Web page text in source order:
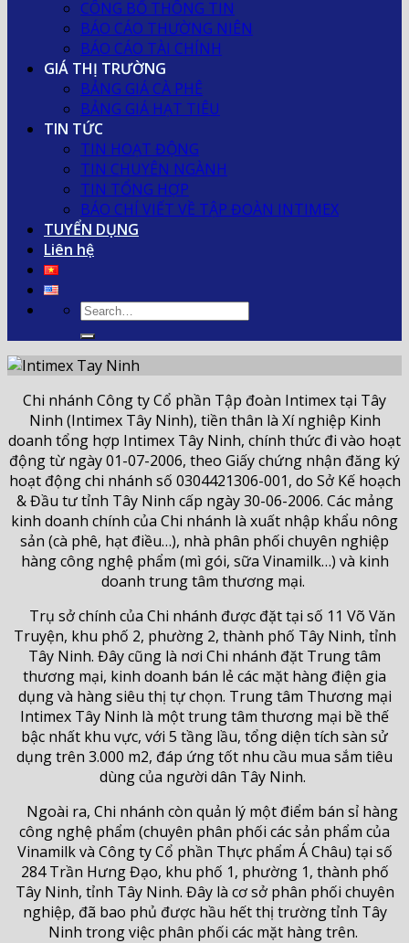
CÔNG BỐ THÔNG TIN
BÁO CÁO THƯỜNG NIÊN
BÁO CÁO TÀI CHÍNH
GIÁ THỊ TRƯỜNG
BẢNG GIÁ CÀ PHÊ
BẢNG GIÁ HẠT TIÊU
TIN TỨC
TIN HOẠT ĐỘNG
TIN CHUYÊN NGÀNH
TIN TỔNG HỢP
BÁO CHÍ VIẾT VỀ TẬP ĐOÀN INTIMEX
TUYỂN DỤNG
Liên hệ
Chi nhánh Công ty Cổ phần Tập đoàn Intimex tại Tây
Ninh (Intimex Tây Ninh), tiền thân là Xí nghiệp Kinh
doanh tổng hợp Intimex Tây Ninh, chính thức đi vào hoạt
động từ ngày 01-07-2006, theo Giấy chứng nhận đăng ký
hoạt động chi nhánh số 0304421306-001, do Sở Kế hoạch
& Đầu tư tỉnh Tây Ninh cấp ngày 30-06-2006. Các mảng
kinh doanh chính của Chi nhánh là xuất nhập khẩu nông
sản (cà phê, hạt điều…), nhà phân phối chuyên nghiệp
hàng công nghệ phẩm (mì gói, sữa Vinamilk…) và kinh
doanh trung tâm thương mại.
Trụ sở chính của Chi nhánh được đặt tại số 11 Võ Văn
Truyện, khu phố 2, phường 2, thành phố Tây Ninh, tỉnh
Tây Ninh. Đây cũng là nơi Chi nhánh đặt Trung tâm
thương mại, kinh doanh bán lẻ các mặt hàng điện gia
dụng và hàng siêu thị tự chọn. Trung tâm Thương mại
Intimex Tây Ninh là một trung tâm thương mại bề thế
bậc nhất khu vực, với 5 tầng lầu, tổng diện tích sàn sử
dụng trên 3.000 m2, đáp ứng tốt nhu cầu mua sắm tiêu
dùng của người dân Tây Ninh.
Ngoài ra, Chi nhánh còn quản lý một điểm bán sỉ hàng
công nghệ phẩm (chuyên phân phối các sản phẩm của
Vinamilk và Công ty Cổ phần Thực phẩm Á Châu) tại số
284 Trần Hưng Đạo, khu phố 1, phường 1, thành phố
Tây Ninh, tỉnh Tây Ninh. Đây là cơ sở phân phối chuyên
nghiệp, đã bao phủ được hầu hết thị trường tỉnh Tây
Ninh trong việc phân phối các mặt hàng trên.